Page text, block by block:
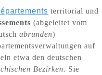
territorial und
(abgeleitet vom
abrunden)
auf
etwa den deutschen
Bezirken. Sie